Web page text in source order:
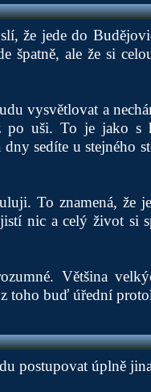
že jede do
ale že si
vysvětlovat a
uši. To je jako s
sedíte u stejného
To znamená, že
nic a celý život si
Většina
toho buď úřední
postupovat úplně